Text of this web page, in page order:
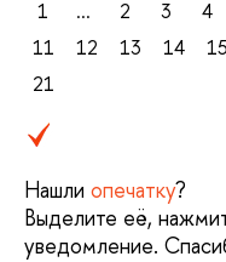
1 ... 2 3 4
11
12 13 14 15
21
Нашли опечатку?
Выделите её,
уведомление.